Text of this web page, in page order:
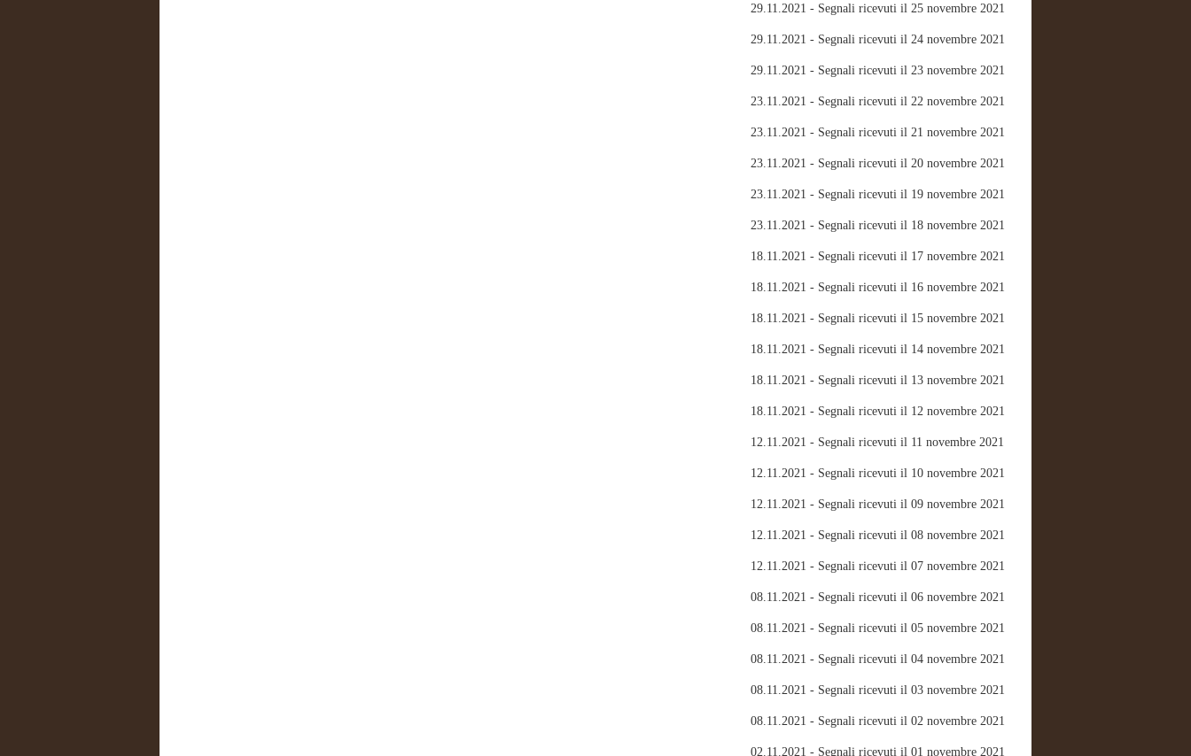
29.11.2021 - Segnali ricevuti il 25 novembre 2021
29.11.2021 - Segnali ricevuti il 24 novembre 2021
29.11.2021 - Segnali ricevuti il 23 novembre 2021
23.11.2021 - Segnali ricevuti il 22 novembre 2021
23.11.2021 - Segnali ricevuti il 21 novembre 2021
23.11.2021 - Segnali ricevuti il 20 novembre 2021
23.11.2021 - Segnali ricevuti il 19 novembre 2021
23.11.2021 - Segnali ricevuti il 18 novembre 2021
18.11.2021 - Segnali ricevuti il 17 novembre 2021
18.11.2021 - Segnali ricevuti il 16 novembre 2021
18.11.2021 - Segnali ricevuti il 15 novembre 2021
18.11.2021 - Segnali ricevuti il 14 novembre 2021
18.11.2021 - Segnali ricevuti il 13 novembre 2021
18.11.2021 - Segnali ricevuti il 12 novembre 2021
12.11.2021 - Segnali ricevuti il 11 novembre 2021
12.11.2021 - Segnali ricevuti il 10 novembre 2021
12.11.2021 - Segnali ricevuti il 09 novembre 2021
12.11.2021 - Segnali ricevuti il 08 novembre 2021
12.11.2021 - Segnali ricevuti il 07 novembre 2021
08.11.2021 - Segnali ricevuti il 06 novembre 2021
08.11.2021 - Segnali ricevuti il 05 novembre 2021
08.11.2021 - Segnali ricevuti il 04 novembre 2021
08.11.2021 - Segnali ricevuti il 03 novembre 2021
08.11.2021 - Segnali ricevuti il 02 novembre 2021
02.11.2021 - Segnali ricevuti il 01 novembre 2021